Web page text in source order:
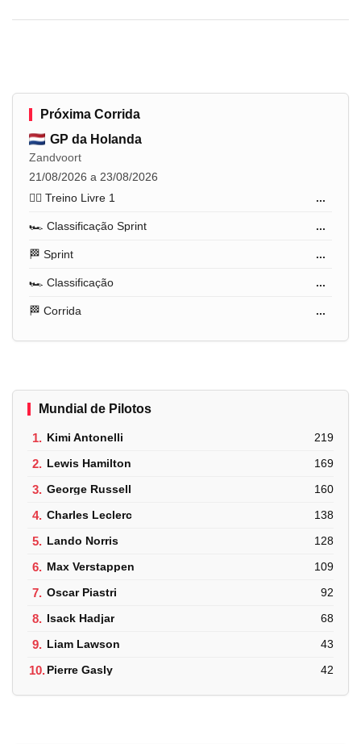
Próxima Corrida
GP da Holanda
Zandvoort
21/08/2026 a 23/08/2026
🏋️‍♂️ Treino Livre 1
...
🏎️ Classificação Sprint ...
🏁 Sprint ...
🏎️ Classificação ...
🏁 Corrida ...
Mundial de Pilotos
1. Kimi Antonelli 219
2. Lewis Hamilton 169
3. George Russell 160
4. Charles Leclerc 138
5. Lando Norris 128
6. Max Verstappen 109
7. Oscar Piastri 92
8. Isack Hadjar 68
9. Liam Lawson 43
10.Pierre Gasly 42